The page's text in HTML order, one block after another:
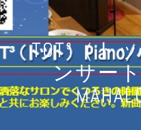
TOT³（ト
ンサー